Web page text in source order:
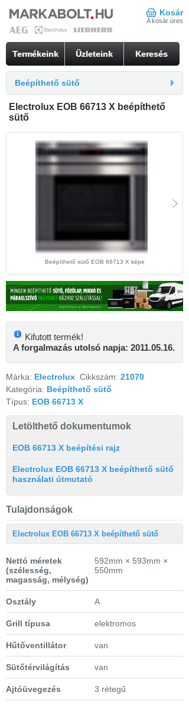
Kosár
A kosár üres
Termékeink Üzleteink Keresés
Beépíthető sütő
Electrolux EOB 66713 X beépíthető
sütő
Beépíthető sütő EOB 66713 X képe
Kifutott termék!
A forgalmazás utolsó napja: 2011.05.16.
Márka: Electrolux Cikkszám: 21070
Kategória: Beépíthető sütő
Típus: EOB 66713 X
Letölthető dokumentumok
EOB 66713 X beépítési rajz
Electrolux EOB 66713 X beépíthető sütő
használati útmutató
Tulajdonságok
Electrolux EOB 66713 X beépíthető sütő
Nettó méretek
(szélesség,
magasság, mélység)
592mm × 593mm ×
550mm
Osztály A
Grill típusa elektromos
Hűtőventillátor van
Sütőtérvilágítás van
Ajtóüvegezés 3 rétegű